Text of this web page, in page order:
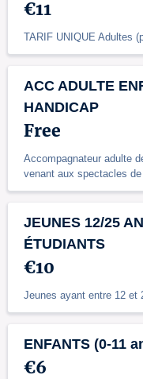
€11
TARIF UNIQUE Adultes
ACC ADULTE
HANDICAP
Free
Accompagnateur adulte
venant aux spectacles
JEUNES 12/25
ÉTUDIANTS
€10
Jeunes ayant entre 12 et
ENFANTS (0-11
€6